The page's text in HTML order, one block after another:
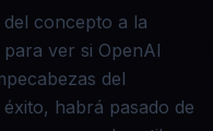
concepto a la
ver si OpenAI
del
habrá pasado de